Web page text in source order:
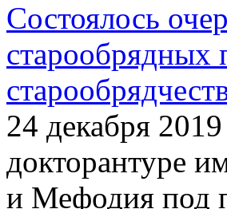
Состоялось
старообрядных
24 декабря
докторантуре
и Мефодия под